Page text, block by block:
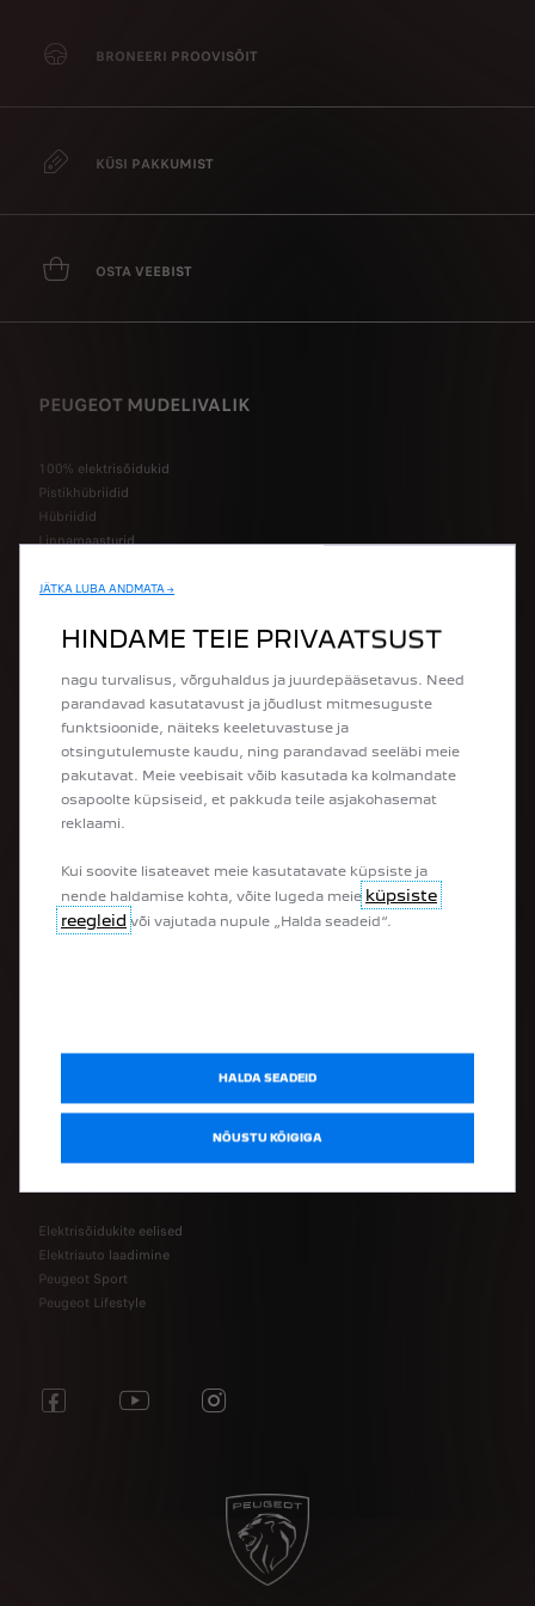
BRONEERI PROOVISÕIT
KÜSI PAKKUMIST
OSTA VEEBIST
PEUGEOT MUDELIVALIK
100% elektrisõidukid
Pistikhübriidid
Hübriidid
Linnamaasturid
Universaalid
Ümberehitatud tarbesõidukid
OSTA
Osta e-poest
Osta tarbesõiduk e-poest
Peugeot mudelivalik
Peugeot eripakkumised
Küsi pakkumist
Ühenduvusteenuste ülevaade
Peugeot varuosad
AVASTA
Elektrisõidukite eelised
Elektriauto laadimine
Peugeot Sport
Peugeot Lifestyle
JÄTKA LUBA ANDMATA →
HINDAME TEIE PRIVAATSUST
kasutamine teie jaoks võimalikult mugavaks. Küpsised
nagu turvalisus, võrguhaldus ja juurdepääsetavus. Need
parandavad kasutatavust ja jõudlust mitmesuguste
funktsioonide, näiteks keeletuvastuse ja
otsingutulemuste kaudu, ning parandavad seeläbi meie
pakutavat. Meie veebisait võib kasutada ka kolmandate
osapoolte küpsiseid, et pakkuda teile asjakohasemat
reklaami.
Kui soovite lisateavet meie kasutatavate küpsiste ja
nende haldamise kohta, võite lugeda meie küpsiste
reegleid või vajutada nupule „Halda seadeid“.
HALDA SEADEID
NÕUSTU KÕIGIGA